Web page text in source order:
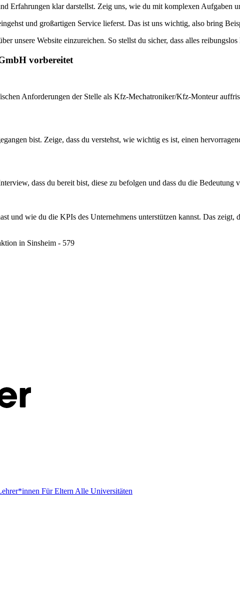
Erfahrungen klar darstellst. Zeig uns, wie du mit komplexen Aufgaben
und großartigen Service lieferst. Das ist uns wichtig, also bring
unsere Website einzureichen. So stellst du sicher, dass alles
vorbereitet
Anforderungen der Stelle als Kfz-Mechatroniker/Kfz-Monteur
bist. Zeige, dass du verstehst, wie wichtig es ist, einen
dass du bereit bist, diese zu befolgen und dass du die Bedeutung
und wie du die KPIs des Unternehmens unterstützen kannst. Das zeigt,
in Sinsheim - 579
Für Eltern Alle Universitäten